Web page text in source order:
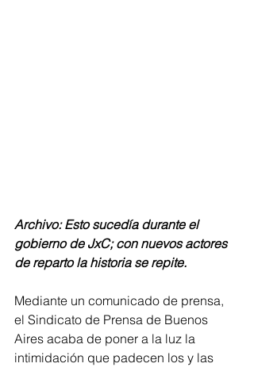
Archivo: Esto sucedía durante el
gobierno de JxC; con nuevos actores
de reparto la historia se repite.
Mediante un comunicado de prensa,
el Sindicato de Prensa de Buenos
Aires acaba de poner a la luz la
intimidación que padecen los y las